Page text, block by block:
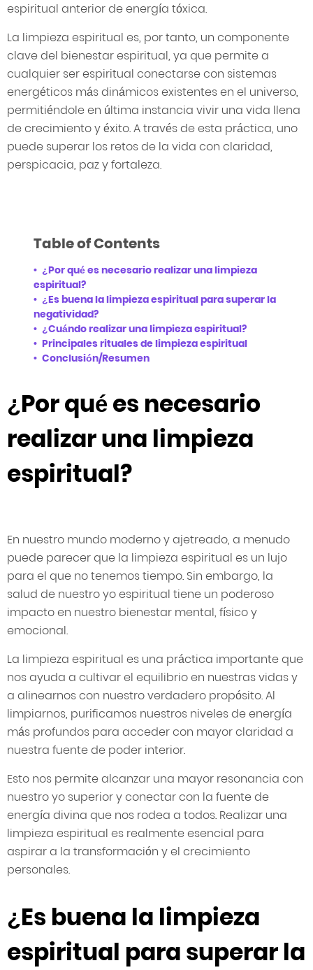
espiritual anterior de energía tóxica.
La limpieza espiritual es, por tanto, un componente
clave del bienestar espiritual, ya que permite a
cualquier ser espiritual conectarse con sistemas
energéticos más dinámicos existentes en el universo,
permitiéndole en última instancia vivir una vida llena
de crecimiento y éxito. A través de esta práctica, uno
puede superar los retos de la vida con claridad,
perspicacia, paz y fortaleza.
Table of Contents
¿Por qué es necesario realizar una limpieza
espiritual?
¿Es buena la limpieza espiritual para superar la
negatividad?
¿Cuándo realizar una limpieza espiritual?
Principales rituales de limpieza espiritual
Conclusión/Resumen
¿Por qué es necesario
realizar una limpieza
espiritual?
En nuestro mundo moderno y ajetreado, a menudo
puede parecer que la limpieza espiritual es un lujo
para el que no tenemos tiempo. Sin embargo, la
salud de nuestro yo espiritual tiene un poderoso
impacto en nuestro bienestar mental, físico y
emocional.
La limpieza espiritual es una práctica importante que
nos ayuda a cultivar el equilibrio en nuestras vidas y
a alinearnos con nuestro verdadero propósito. Al
limpiarnos, purificamos nuestros niveles de energía
más profundos para acceder con mayor claridad a
nuestra fuente de poder interior.
Esto nos permite alcanzar una mayor resonancia con
nuestro yo superior y conectar con la fuente de
energía divina que nos rodea a todos. Realizar una
limpieza espiritual es realmente esencial para
aspirar a la transformación y el crecimiento
personales. ​​​​​​
¿Es buena la limpieza
espiritual para superar la